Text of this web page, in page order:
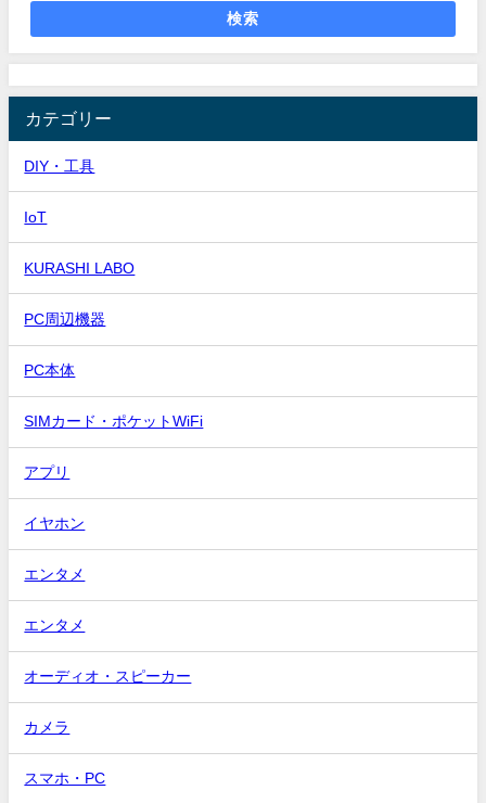
検索
カテゴリー
DIY・工具
IoT
KURASHI LABO
PC周辺機器
PC本体
SIMカード・ポケットWiFi
アプリ
イヤホン
エンタメ
エンタメ
オーディオ・スピーカー
カメラ
スマホ・PC